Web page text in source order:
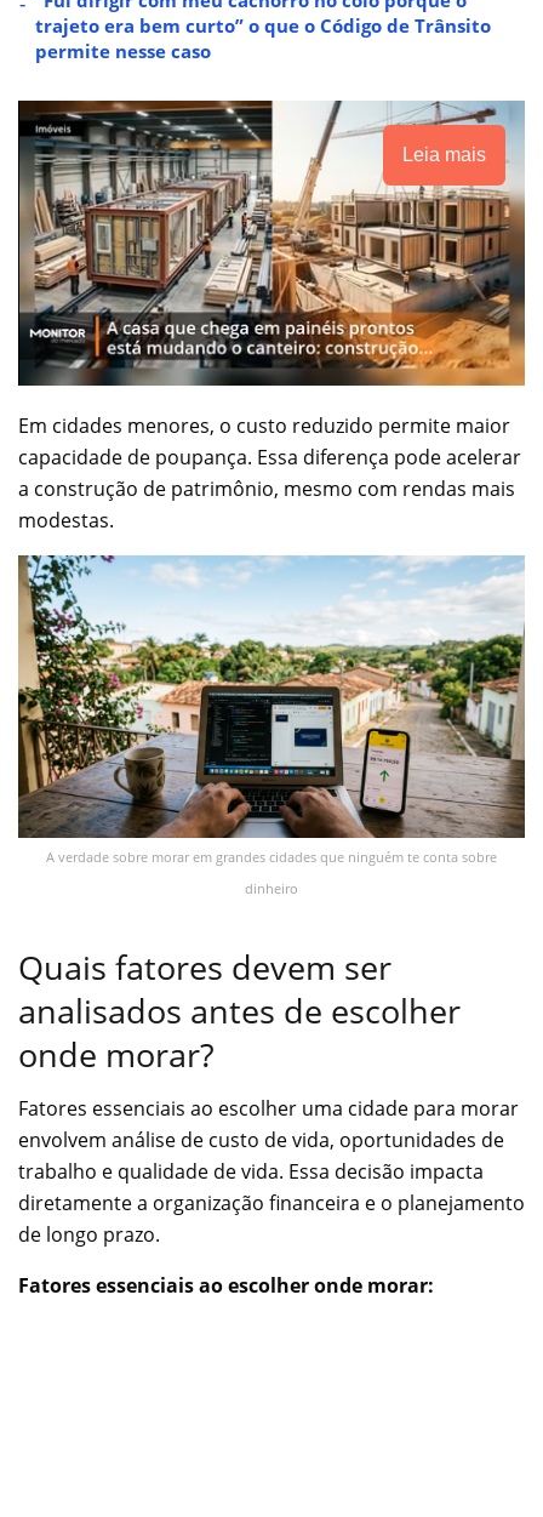
trajeto era bem curto” o que o Código de Trânsito
permite nesse caso
Leia mais
Em cidades menores, o custo reduzido permite maior
capacidade de poupança. Essa diferença pode acelerar
a construção de patrimônio, mesmo com rendas mais
modestas.
A verdade sobre morar em grandes cidades que ninguém te conta sobre
dinheiro
Quais fatores devem ser
analisados antes de escolher
onde morar?
Fatores essenciais ao escolher uma cidade para morar
envolvem análise de custo de vida, oportunidades de
trabalho e qualidade de vida. Essa decisão impacta
diretamente a organização financeira e o planejamento
de longo prazo.
Fatores essenciais ao escolher onde morar: